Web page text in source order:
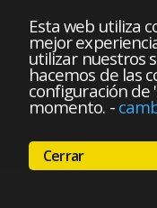
Esta web utiliza
mejor
utilizar nuestros
hacemos de las
configuración de
momento. -
Cerrar